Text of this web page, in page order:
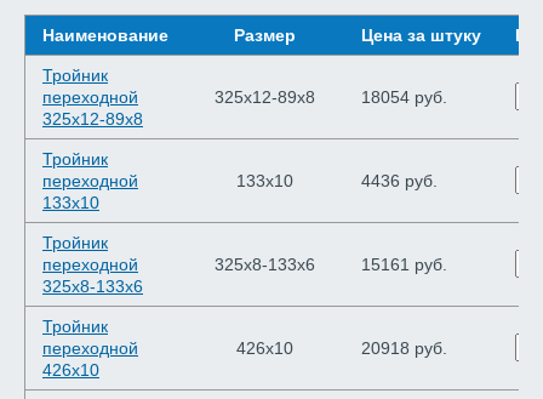
Наименование Размер Цена за штуку
Тройник
переходной
325х12-89х8
325х12-89х8 18054 руб.
Тройник
переходной
133х10
133х10 4436 руб.
Тройник
переходной
325х8-133х6
325х8-133х6 15161 руб.
Тройник
переходной
426х10
426х10 20918 руб.